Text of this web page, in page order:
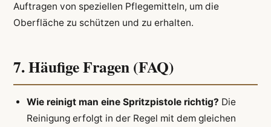
Auftragen von speziellen Pflegemitteln, um die
Oberfläche zu schützen und zu erhalten.
7. Häufige Fragen (FAQ)
Wie reinigt man eine Spritzpistole richtig? Die
Reinigung erfolgt in der Regel mit dem gleichen